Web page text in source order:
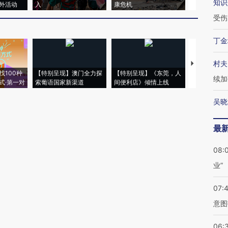
活动 入 康危机 心“花钱找虐
100种
·第一对
【特别呈现】澳门全力探
索葡语国家新渠道
【特别呈现】《东莞，人
间便利店》倾情上线
【推广】走
知
受伤
丁
村
续
吴
最
业”
意